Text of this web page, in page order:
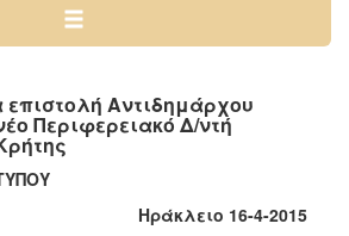
Αντιδημάρχου
Περιφερειακό Δ/ντή
Ηράκλειο 16-4-2015